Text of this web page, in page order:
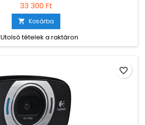
33 300 Ft
 Kosárba
Utolsó tételek a raktáron
favorite_border